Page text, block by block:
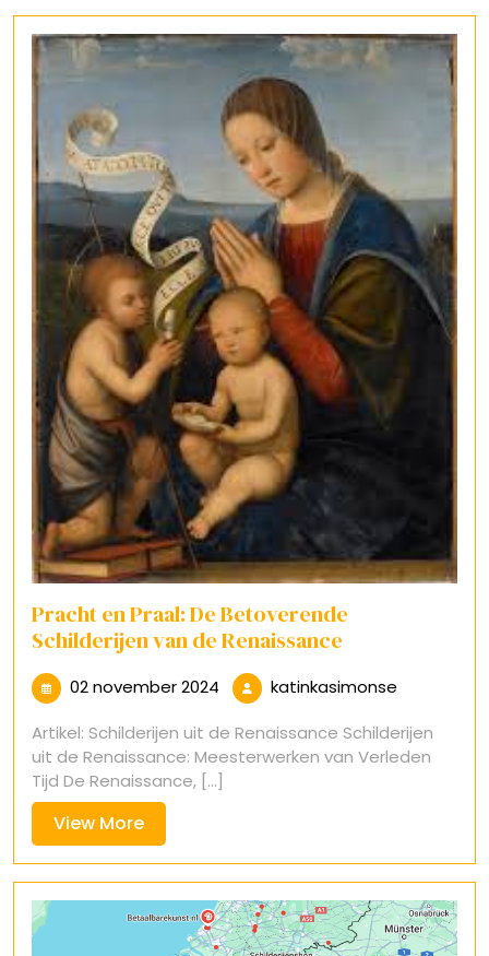
Pracht en Praal: De Betoverende
Schilderijen van de Renaissance
02 november 2024 02
november
2024
katinkasimonse
Artikel: Schilderijen uit de Renaissance Schilderijen
uit de Renaissance: Meesterwerken van Verleden
Tijd De Renaissance, [...]
View MoreView
More